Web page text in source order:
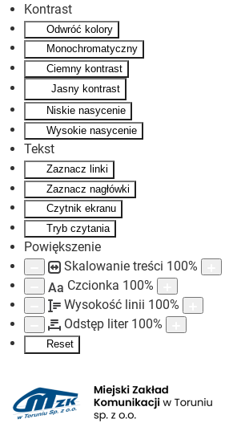
Kontrast
Odwróć kolory
Monochromatyczny
Ciemny kontrast
Jasny kontrast
Niskie nasycenie
Wysokie nasycenie
Tekst
Zaznacz linki
Zaznacz nagłówki
Czytnik ekranu
Tryb czytania
Powiększenie
Skalowanie treści 100%
Aa Czcionka 100%
Wysokość linii 100%
Odstęp liter 100%
Reset
Skip to main content